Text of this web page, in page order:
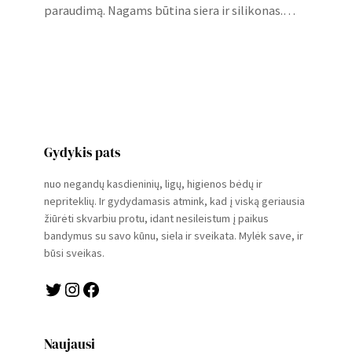
paraudimą. Nagams būtina siera ir silikonas.…
Gydykis pats
nuo negandų kasdieninių, ligų, higienos bėdų ir
nepriteklių. Ir gydydamasis atmink, kad į viską geriausia
žiūrėti skvarbiu protu, idant nesileistum į paikus
bandymus su savo kūnu, siela ir sveikata. Mylėk save, ir
būsi sveikas.
Twitter Instagram Facebook
Naujausi